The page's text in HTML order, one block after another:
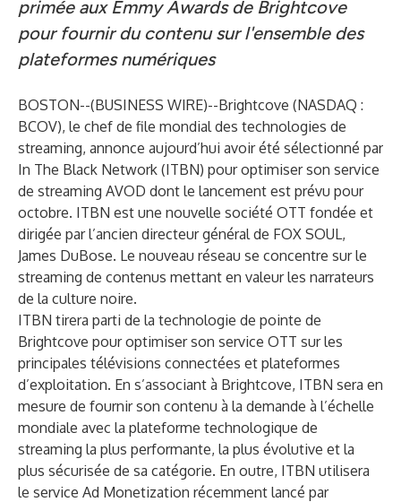
primée aux Emmy Awards de Brightcove
pour fournir du contenu sur l'ensemble des
plateformes numériques
BOSTON--(BUSINESS WIRE)--Brightcove (NASDAQ :
BCOV), le chef de file mondial des technologies de
streaming, annonce aujourd’hui avoir été sélectionné par
In The Black Network (ITBN) pour optimiser son service
de streaming AVOD dont le lancement est prévu pour
octobre. ITBN est une nouvelle société OTT fondée et
dirigée par l’ancien directeur général de FOX SOUL,
James DuBose. Le nouveau réseau se concentre sur le
streaming de contenus mettant en valeur les narrateurs
de la culture noire.
ITBN tirera parti de la technologie de pointe de
Brightcove pour optimiser son service OTT sur les
principales télévisions connectées et plateformes
d’exploitation. En s’associant à Brightcove, ITBN sera en
mesure de fournir son contenu à la demande à l’échelle
mondiale avec la plateforme technologique de
streaming la plus performante, la plus évolutive et la
plus sécurisée de sa catégorie. En outre, ITBN utilisera
le service Ad Monetization récemment lancé par